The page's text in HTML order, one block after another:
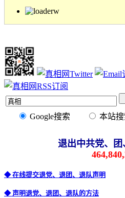
Google搜索 本站
退出中共党、
◆ 在线提交退党、退团、退队声明
◆ 声明退党、退团、退队的方法